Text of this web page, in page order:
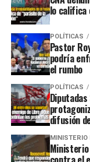
lo califica
POLÍTICAS
Pastor
podría
el rumbo
POLÍTICAS
difusión
MINISTERIO